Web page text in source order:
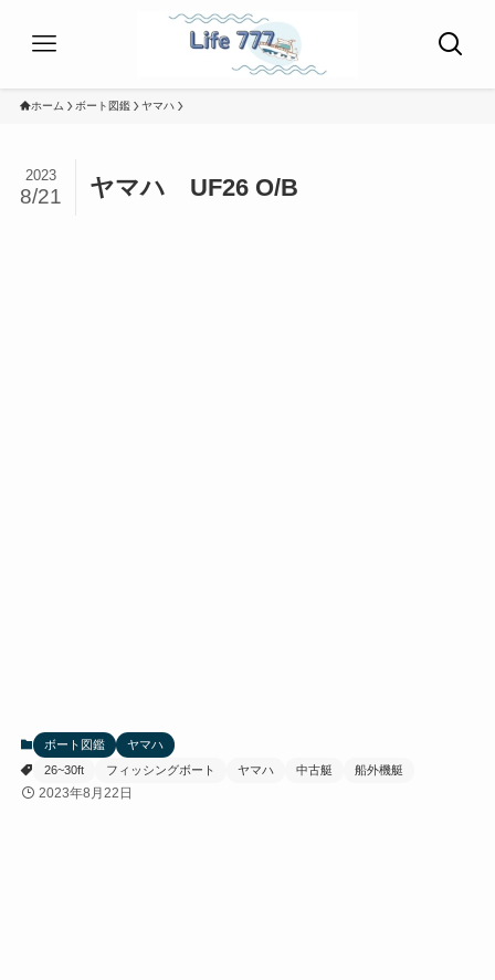
ホーム ボート図鑑 ヤマハ
ヤマハ UF26 O/B
2023
8/21
ボート図鑑
ヤマハ
26~30ft
フィッシングボート ヤマハ 中古艇 船外機艇
2023年8月22日